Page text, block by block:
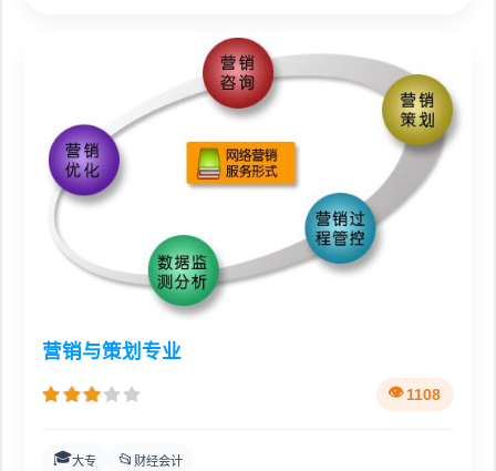
营销与策划专业
1108
🎓大专 📂 财经会计